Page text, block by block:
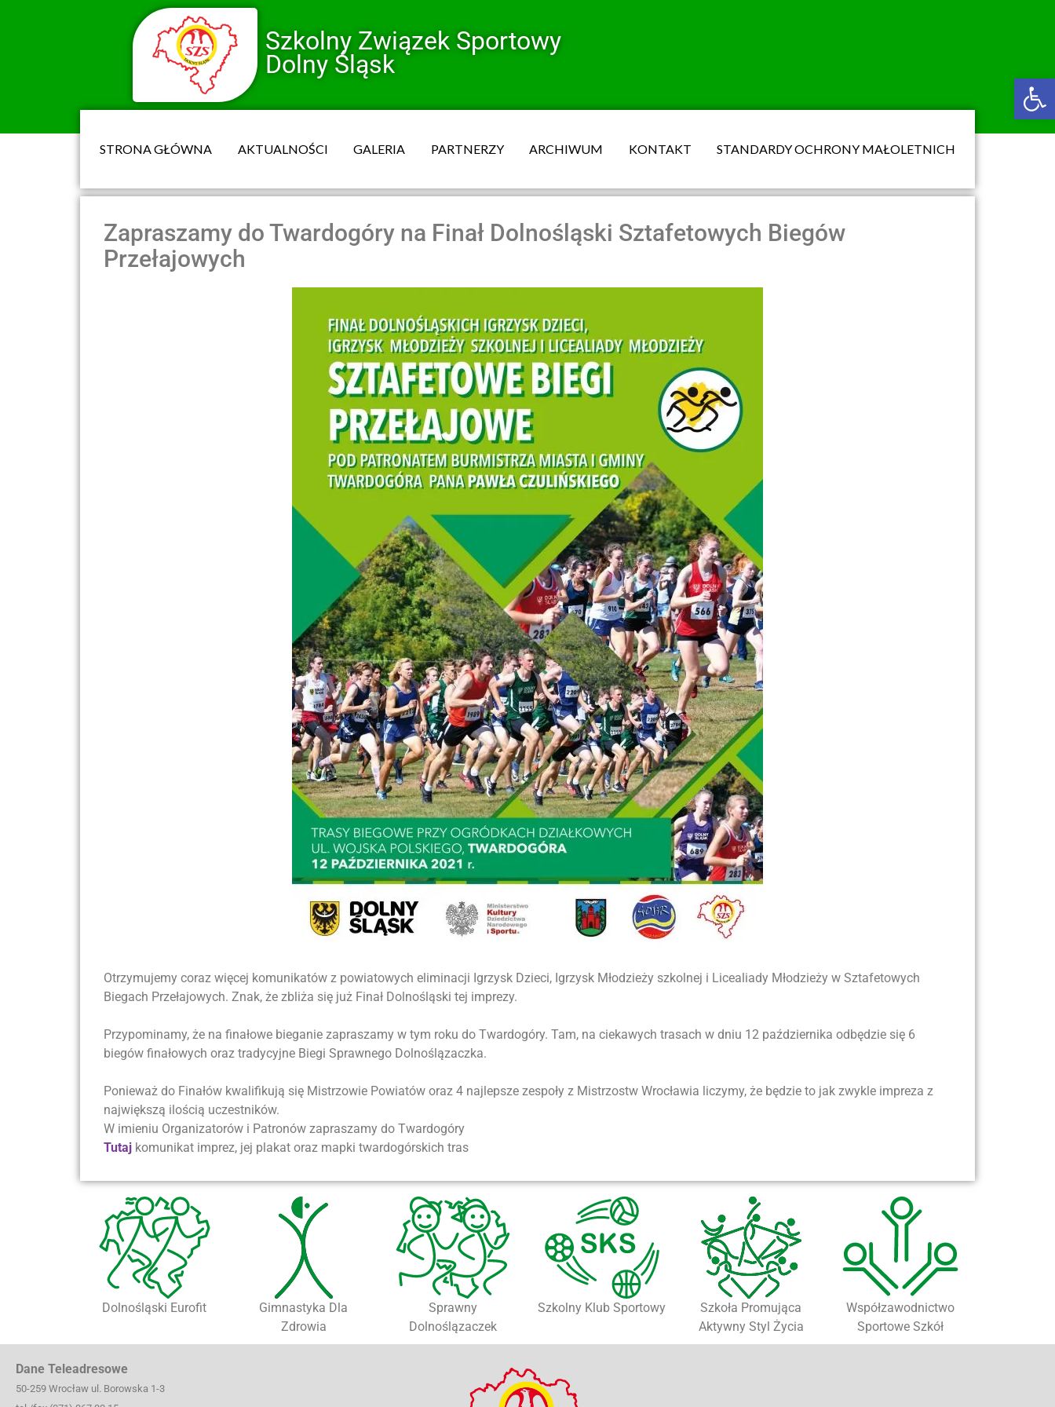
Szkolny Związek Sportowy
Dolny Śląsk
STRONA GŁÓWNA AKTUALNOŚCI GALERIA PARTNERZY ARCHIWUM KONTAKT STANDARDY OCHRONY MAŁOLETNICH
Zapraszamy do Twardogóry na Finał Dolnośląski Sztafetowych Biegów
Przełajowych
Otrzymujemy coraz więcej komunikatów z powiatowych eliminacji Igrzysk Dzieci, Igrzysk Młodzieży szkolnej i Licealiady Młodzieży w Sztafetowych
Biegach Przełajowych. Znak, że zbliża się już Finał Dolnośląski tej imprezy.
Przypominamy, że na finałowe bieganie zapraszamy w tym roku do Twardogóry. Tam, na ciekawych trasach w dniu 12 października odbędzie się 6
biegów finałowych oraz tradycyjne Biegi Sprawnego Dolnoślązaczka.
Ponieważ do Finałów kwalifikują się Mistrzowie Powiatów oraz 4 najlepsze zespoły z Mistrzostw Wrocławia liczymy, że będzie to jak zwykle impreza z
największą ilością uczestników.
W imieniu Organizatorów i Patronów zapraszamy do Twardogóry
Tutaj komunikat imprez, jej plakat oraz mapki twardogórskich tras
Dolnośląski Eurofit
Gimnastyka Dla
Zdrowia
Sprawny
Dolnoślązaczek
Szkolny Klub Sportowy
Szkoła Promująca
Aktywny Styl Życia
Współzawodnictwo
Sportowe Szkół
Dane Teleadresowe
50-259 Wrocław ul. Borowska 1-3